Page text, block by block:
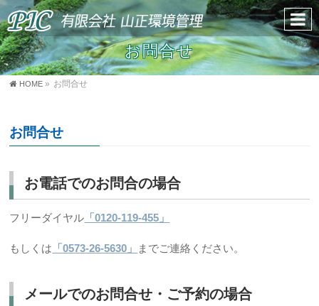
お問合せ
HOME » お問合せ
お問合せ
お電話でのお問合の場合
フリーダイヤル 「0120-119-455」
もしくは 「0573-26-5630」 までご連絡ください。
メールでのお問合せ・ご予約の場合